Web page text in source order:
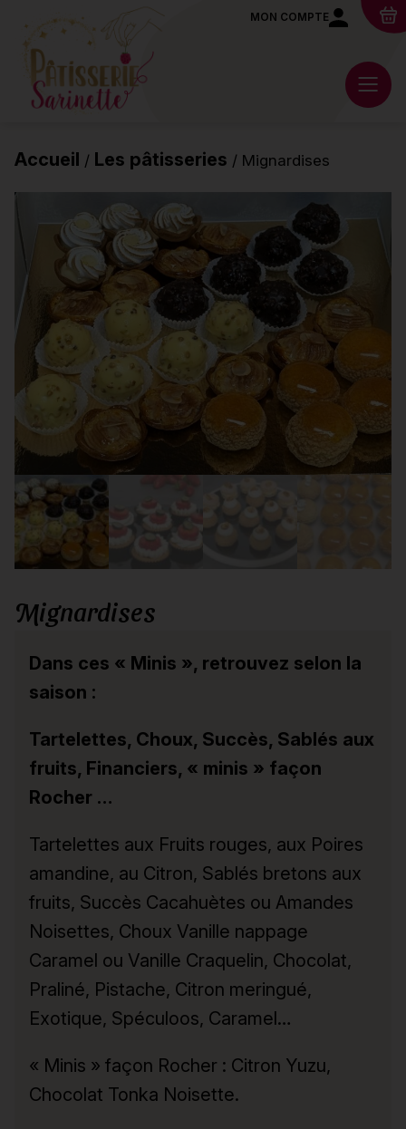
MON COMPTE
Accueil / Les pâtisseries / Mignardises
Mignardises
Dans ces « Minis », retrouvez selon la
saison :
Tartelettes, Choux, Succès, Sablés aux
fruits, Financiers, « minis » façon
Rocher …
Tartelettes aux Fruits rouges, aux Poires
amandine, au Citron, Sablés bretons aux
fruits, Succès Cacahuètes ou Amandes
Noisettes, Choux Vanille nappage
Caramel ou Vanille Craquelin, Chocolat,
Praliné, Pistache, Citron meringué,
Exotique, Spéculoos, Caramel…
« Minis » façon Rocher : Citron Yuzu,
Chocolat Tonka Noisette.